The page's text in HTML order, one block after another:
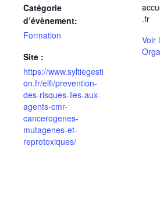
Catégorie
d’évènement:
Formation
Site :
https://www.syltiegesti
on.fr/elfi/prevention-
des-risques-lies-aux-
agents-cmr-
cancerogenes-
mutagenes-et-
reprotoxiques/
.fr
Voir